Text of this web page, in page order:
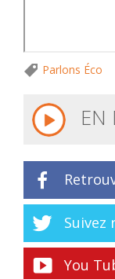
Parlons Éco
EN
Suivez
You